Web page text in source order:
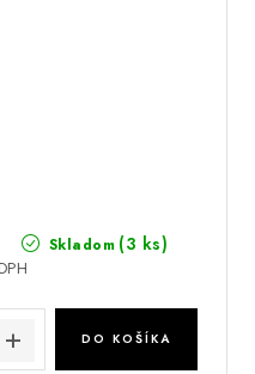
Skladom (3 ks)
DO KOŠÍKA